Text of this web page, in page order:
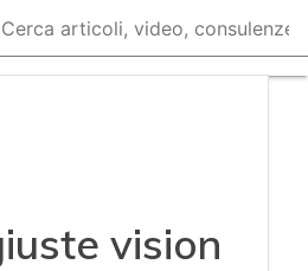
vision